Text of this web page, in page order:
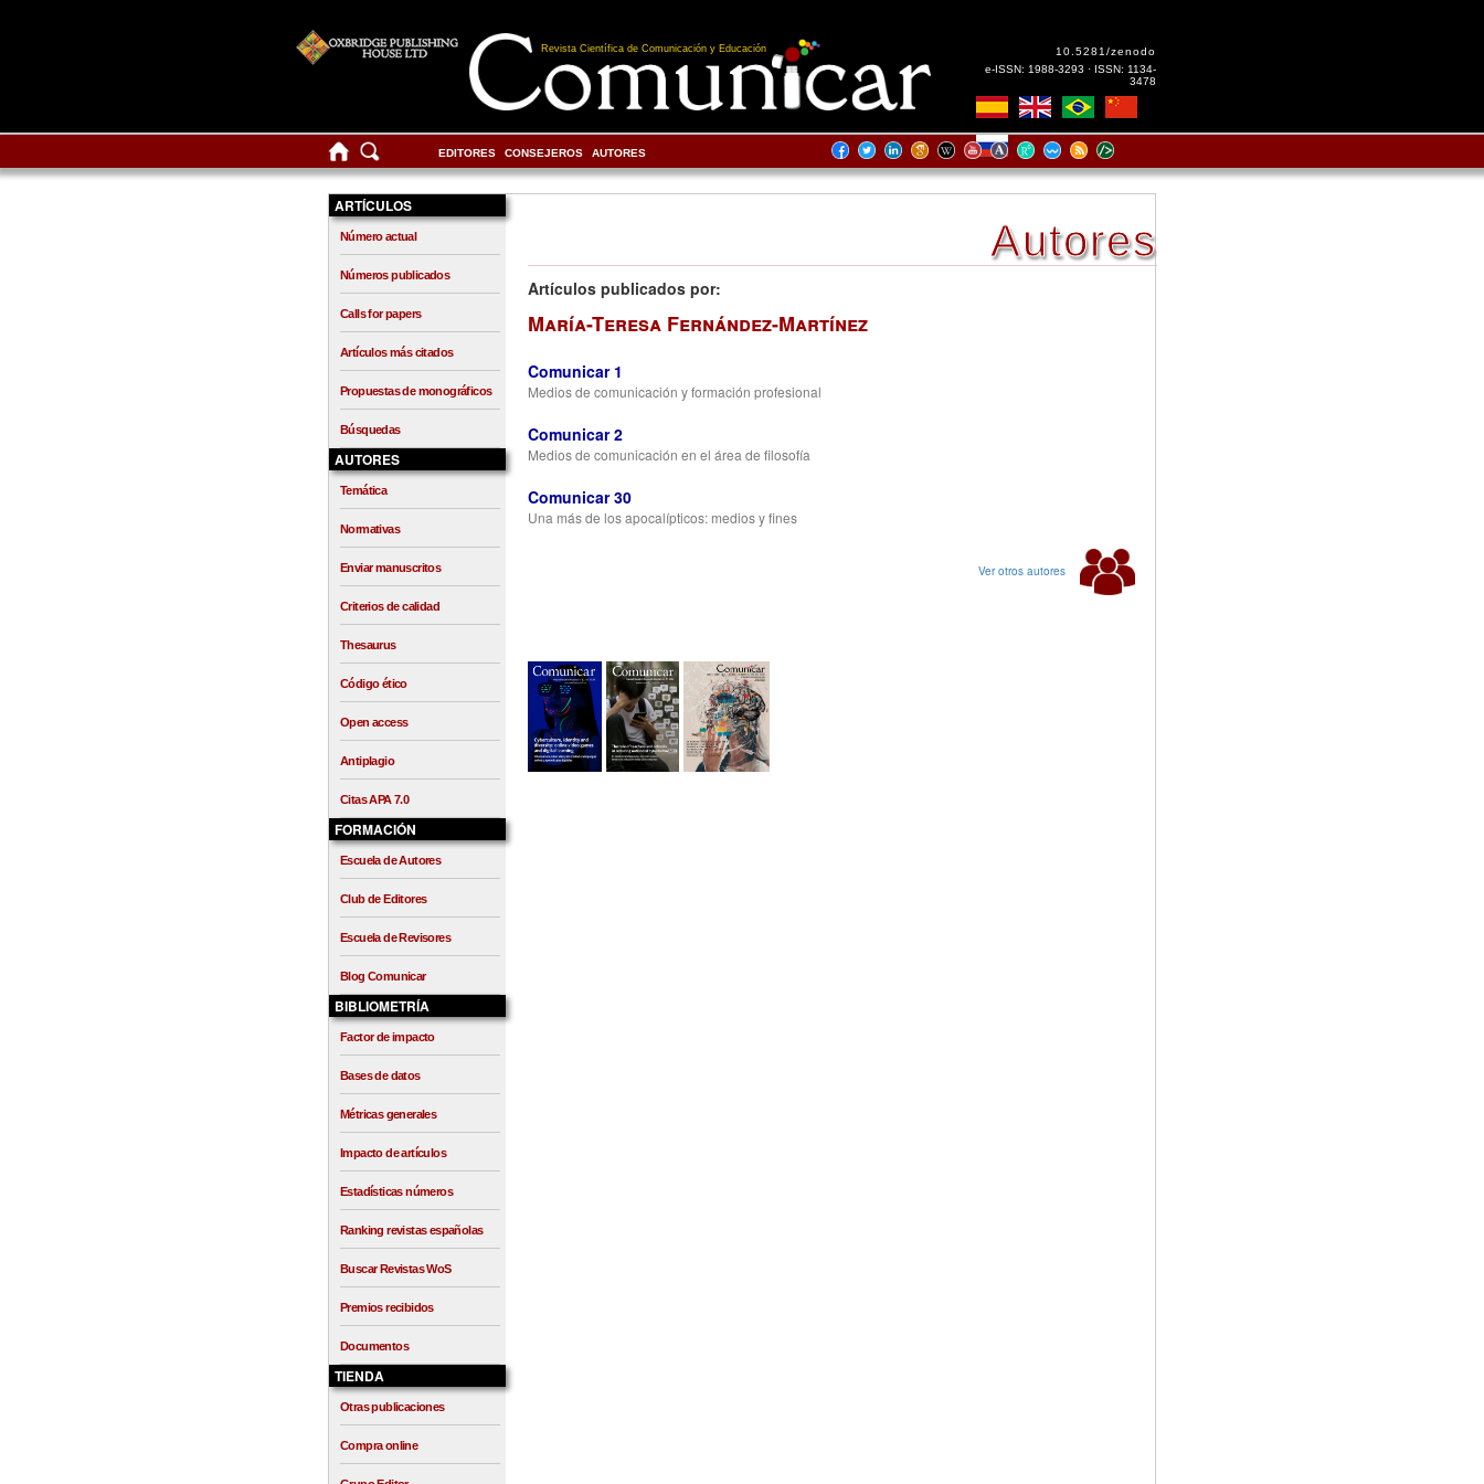
Revista Científica de Comunicación y Educación
10.5281/zenodo
e-ISSN: 1988-3293 · ISSN: 1134-
3478
EDITORES CONSEJEROS AUTORES
ARTÍCULOS
Número actual
Números publicados
Calls for papers
Artículos más citados
Propuestas de monográficos
Búsquedas
AUTORES
Temática
Normativas
Enviar manuscritos
Criterios de calidad
Thesaurus
Código ético
Open access
Antiplagio
Citas APA 7.0
FORMACIÓN
Escuela de Autores
Club de Editores
Escuela de Revisores
Blog Comunicar
BIBLIOMETRÍA
Factor de impacto
Bases de datos
Métricas generales
Impacto de artículos
Estadísticas números
Ranking revistas españolas
Buscar Revistas WoS
Premios recibidos
Documentos
TIENDA
Otras publicaciones
Compra online
Autores
Artículos publicados por:
María-Teresa Fernández-Martínez
Comunicar 1
Medios de comunicación y formación profesional
Comunicar 2
Medios de comunicación en el área de filosofía
Comunicar 30
Una más de los apocalípticos: medios y fines
Ver otros autores